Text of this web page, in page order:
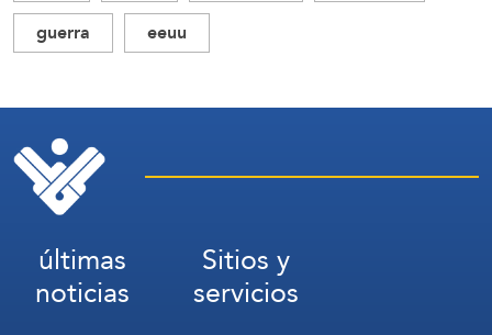
guerra
eeuu
últimas
noticias
Sitios y
servicios